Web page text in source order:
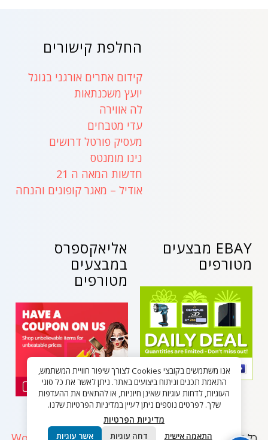
החלפת קישורים
קידום אתרים אורגני בגוגל
יועץ משכנתאות
לה אווירה
עדי מטבחים
מעסיק פורטל דרושים
נינו מומנטס
חדשות המאה ה 21
אודיל – מאגר קופונים והנחה
אליאקספרס
במבצעים
מטורפים
EBAY מבצעים
מטורפים
אנו משתמשים בקובצי Cookies לצורך שיפור חוויית המשתמש,
התאמת תכנים וניתוח ביצועים באתר. ניתן לאשר את כל סוגי
העוגיות, לדחות עוגיות שאינן חיוניות, או להתאים את ההעדפות
שלך. לפרטים נוספים ניתן לעיין במדיניות הפרטיות שלנו.
מדיניות הפרטיות
התאמה אישית דחה עוגיות אשר עוגיות